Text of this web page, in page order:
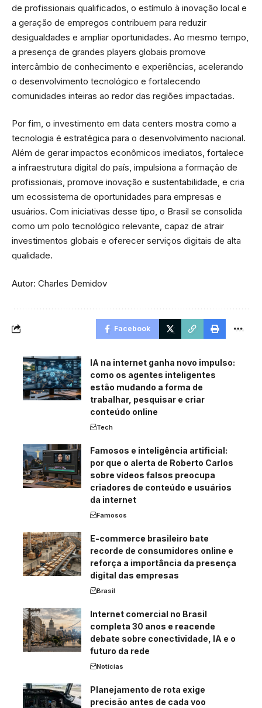
de profissionais qualificados, o estímulo à inovação local e
a geração de empregos contribuem para reduzir
desigualdades e ampliar oportunidades. Ao mesmo tempo,
a presença de grandes players globais promove
intercâmbio de conhecimento e experiências, acelerando
o desenvolvimento tecnológico e fortalecendo
comunidades inteiras ao redor das regiões impactadas.
Por fim, o investimento em data centers mostra como a
tecnologia é estratégica para o desenvolvimento nacional.
Além de gerar impactos econômicos imediatos, fortalece
a infraestrutura digital do país, impulsiona a formação de
profissionais, promove inovação e sustentabilidade, e cria
um ecossistema de oportunidades para empresas e
usuários. Com iniciativas desse tipo, o Brasil se consolida
como um polo tecnológico relevante, capaz de atrair
investimentos globais e oferecer serviços digitais de alta
qualidade.
Autor: Charles Demidov
Facebook
IA na internet ganha novo impulso:
como os agentes inteligentes
estão mudando a forma de
trabalhar, pesquisar e criar
conteúdo online
Tech
Famosos e inteligência artificial:
por que o alerta de Roberto Carlos
sobre vídeos falsos preocupa
criadores de conteúdo e usuários
da internet
Famosos
E-commerce brasileiro bate
recorde de consumidores online e
reforça a importância da presença
digital das empresas
Brasil
Internet comercial no Brasil
completa 30 anos e reacende
debate sobre conectividade, IA e o
futuro da rede
Notícias
Planejamento de rota exige
precisão antes de cada voo